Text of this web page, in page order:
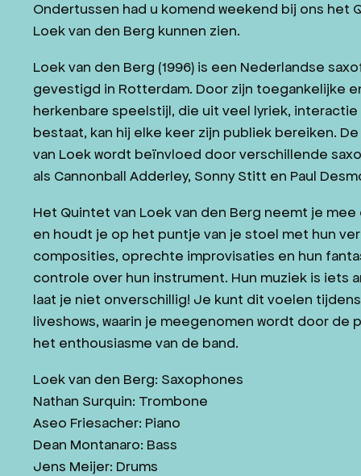
Ondertussen had u komend weekend bij ons het
Loek van den Berg kunnen zien.
Loek van den Berg (1996) is een Nederlandse
gevestigd in Rotterdam. Door zijn toegankelijke
herkenbare speelstijl, die uit veel lyriek, interactie
bestaat, kan hij elke keer zijn publiek bereiken.
van Loek wordt beïnvloed door verschillende
als Cannonball Adderley, Sonny Stitt en Paul
Het Quintet van Loek van den Berg neemt je
en houdt je op het puntje van je stoel met hun
composities, oprechte improvisaties en hun
controle over hun instrument. Hun muziek is iets
laat je niet onverschillig! Je kunt dit voelen
liveshows, waarin je meegenomen wordt door de
het enthousiasme van de band.
Loek van den Berg: Saxophones
Nathan Surquin: Trombone
Aseo Friesacher: Piano
Dean Montanaro: Bass
Jens Meijer: Drums